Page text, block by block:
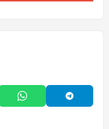
Paylaş
WhatsApp'ta Paylaş